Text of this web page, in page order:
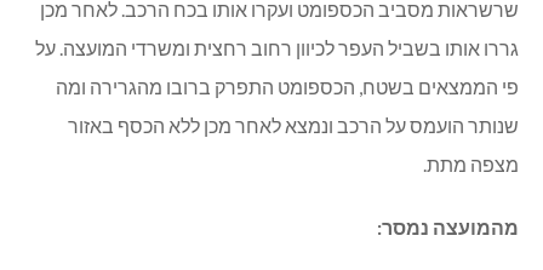
שרשראות מסביב הכספומט ועקרו אותו בכח הרכב. לאחר מכן
גררו אותו בשביל העפר לכיוון רחוב רחצית ומשרדי המועצה. על
פי הממצאים בשטח, הכספומט התפרק ברובו מהגרירה ומה
שנותר הועמס על הרכב ונמצא לאחר מכן ללא הכסף באזור
מצפה מתת.
מהמועצה נמסר: